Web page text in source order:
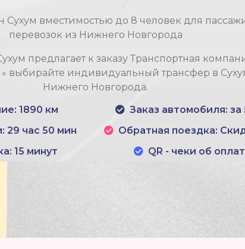
Сухум вместимостью до 8 человек для
перевозок из Нижнего Новгорода
предлагает к заказу Транспортная
выбирайте индивидуальный трансфер в
Нижнего Новгорода.
1890 км
29 час 50 мин
15 минут
Заказ автомобиля: за
Обратная поездка:
QR - чеки об